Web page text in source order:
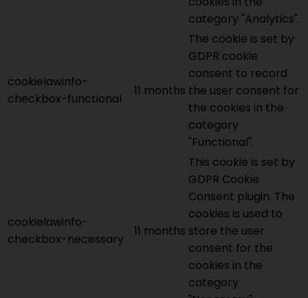
category "Analytics".
cookielawinfo-
checkbox-functional
11 months
The cookie is set by
GDPR cookie
consent to record
the user consent for
the cookies in the
category
"Functional".
cookielawinfo-
checkbox-necessary
11 months
This cookie is set by
GDPR Cookie
Consent plugin. The
cookies is used to
store the user
consent for the
cookies in the
category